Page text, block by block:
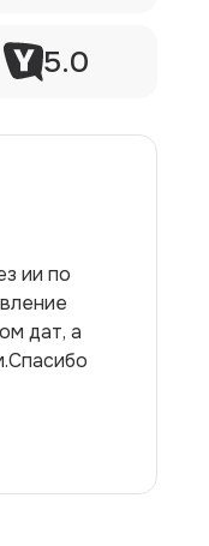
5.0
нейросети
худшего,
с